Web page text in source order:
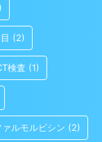
(2)
検査 (1)
ァルモルビシン (2)